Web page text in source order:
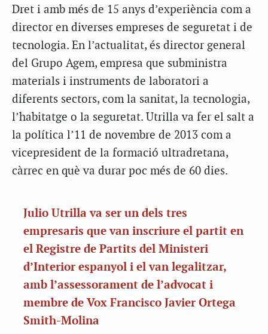
Dret i amb més de 15 anys d’experiència com a
director en diverses empreses de seguretat i de
tecnologia. En l’actualitat, és director general
del Grupo Agem, empresa que subministra
materials i instruments de laboratori a
diferents sectors, com la sanitat, la tecnologia,
l’habitatge o la seguretat. Utrilla va fer el salt a
la política l’11 de novembre de 2013 com a
vicepresident de la formació ultradretana,
càrrec en què va durar poc més de 60 dies.
Julio Utrilla va ser un dels tres
empresaris que van inscriure el partit en
el Registre de Partits del Ministeri
d’Interior espanyol i el van legalitzar,
amb l’assessorament de l’advocat i
membre de Vox Francisco Javier Ortega
Smith-Molina